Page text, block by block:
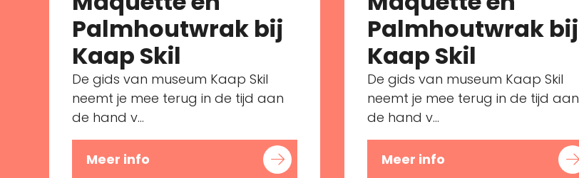
Palmhoutwrak bij
Kaap Skil
De gids van museum Kaap Skil
neemt je mee terug in de tijd aan
de hand v...
Meer info
Palmhoutwrak bij
Kaap Skil
De gids van museum Kaap Skil
neemt je mee terug in de tijd aan
de hand v...
Meer info